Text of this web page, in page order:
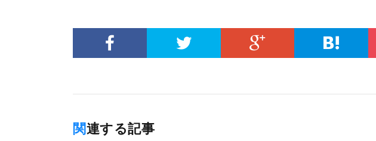
関連する記事